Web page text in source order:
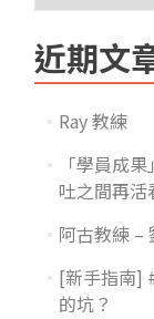
近期文
Ray 教練
「學員成
吐之間再
阿古教練 –
[新手指南]
的坑？